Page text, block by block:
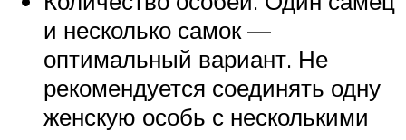
и несколько самок —
оптимальный вариант. Не
рекомендуется соединять одну
женскую особь с несколькими